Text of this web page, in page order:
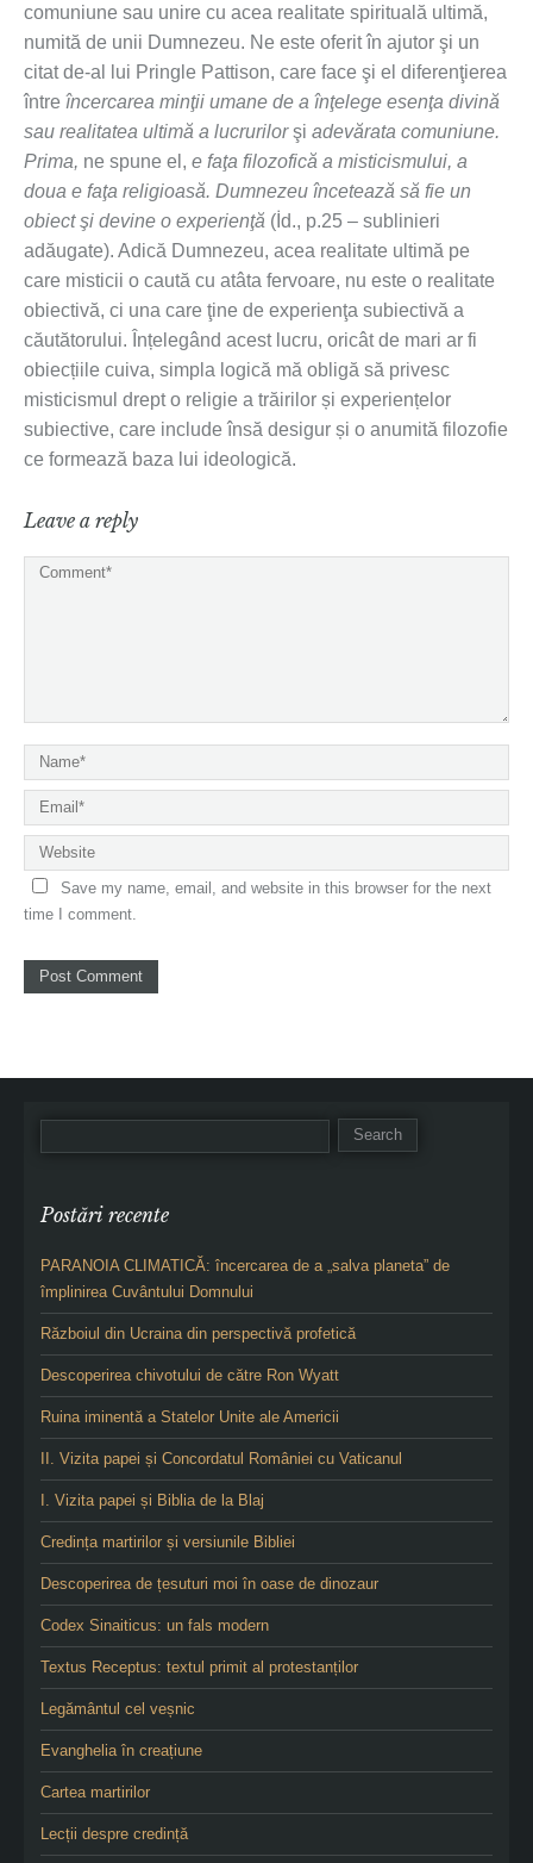
comuniune sau unire cu acea realitate spirituală ultimă,
numită de unii Dumnezeu. Ne este oferit în ajutor şi un
citat de-al lui Pringle Pattison, care face şi el diferenţierea
între încercarea minţii umane de a înţelege esenţa divină
sau realitatea ultimă a lucrurilorşi adevărata comuniune.
Prima, ne spune el, e faţa filozofică a misticismului, a
doua e faţa religioasă. Dumnezeu încetează să fie un
obiect şi devine o experienţă (İd., p.25 – sublinieri
adăugate). Adică Dumnezeu, acea realitate ultimă pe
care misticii o caută cu atâta fervoare, nu este o realitate
obiectivă, ci una care ţine de experienţa subiectivă a
căutătorului. Înțelegând acest lucru, oricât de mari ar fi
obiecțiile cuiva, simpla logică mă obligă să privesc
misticismul drept o religie a trăirilor și experiențelor
subiective, care include însă desigur și o anumită filozofie
ce formează baza lui ideologică.
Leave a reply
Save my name, email, and website in this browser for the next
time I comment.
Postări recente
PARANOIA CLIMATICĂ: încercarea de a „salva planeta” de
împlinirea Cuvântului Domnului
Războiul din Ucraina din perspectivă profetică
Descoperirea chivotului de către Ron Wyatt
Ruina iminentă a Statelor Unite ale Americii
II. Vizita papei și Concordatul României cu Vaticanul
I. Vizita papei și Biblia de la Blaj
Credința martirilor și versiunile Bibliei
Descoperirea de țesuturi moi în oase de dinozaur
Codex Sinaiticus: un fals modern
Textus Receptus: textul primit al protestanților
Legământul cel veșnic
Evanghelia în creațiune
Cartea martirilor
Lecții despre credință